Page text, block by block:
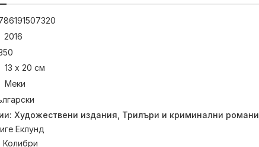
2016
13 х 20 см
Меки
Художествени издания Трилъри и криминални романи
Еклунд
Колибри